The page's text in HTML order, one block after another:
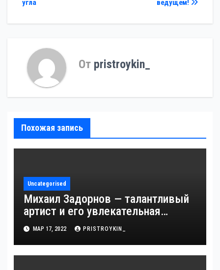
записям
ведущем!
угла
От pristroykin_
Похожая запись
Uncategorised
Михаил Задорнов — талантливый
артист и его увлекательная
биография — выдающиеся
достижения, известность и
интересные факты из личной
МАР 17, 2022 PRISTROYKIN_